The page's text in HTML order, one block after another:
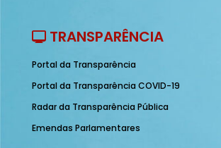
TRANSPARÊNCIA
Portal da Transparência
Portal da Transparência COVID-19
Radar da Transparência Pública
Emendas Parlamentares